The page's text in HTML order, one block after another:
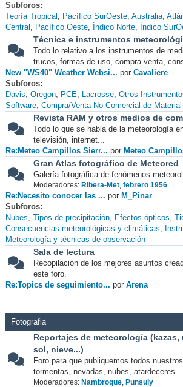
Subforos
Teoría Tropical
Pacífico SurOeste Australia
Central
Pacífico Oeste Índico Norte Índico
Técnica e instrumentos
Todo lo relativo a los instrumentos de
trucos, formas de uso, compra-venta,
New "WS40" Weather Websi... por Cavaliere
Subforos
Davis Oregon PCE Lacrosse Otros
Software Compra/Venta No Comercial de
Revista RAM y otros medios de
Todo lo que se habla de la meteorología
televisión, internet...
Re:Meteo Campillos Sierr... por Meteo
Gran Atlas fotográfico de Meteored
Galería fotográfica de fenómenos
Moderadores: Ribera-Met, febrero 1956
Re:Necesito conocer las ... por M_Pinar
Subforos
Nubes Tipos de precipitación Efectos ópticos
Consecuencias meteorológicas y climáticas
Meteorología y técnicas de observación
Sala de lectura
Recopilación de los mejores asuntos
este foro.
Re:Topics de seguimiento... por Arena
Fotografia
Reportajes de meteorología
sol, nieve...)
Foro para que publiquemos todos
tormentas, nevadas, nubes, atardeceres...
Moderadores: Nambroque, Punsuly